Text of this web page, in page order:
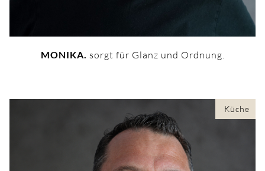
MONIKA. sorgt für Glanz und Ordnung.
Küche